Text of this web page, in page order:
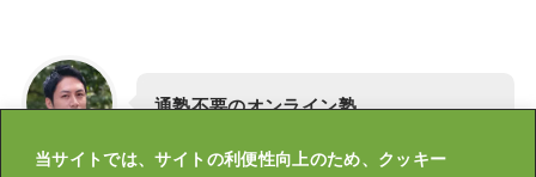
当サイトでは、サイトの利便性向上のため、クッキー
スタスタ代表
通塾不要のオンライン塾